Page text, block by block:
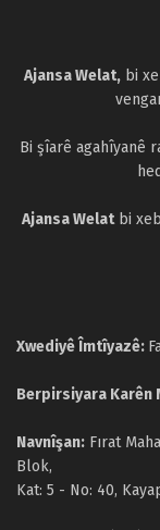
Ajansa Welat, bi
Bi şîarê agahîyanê
Ajansa Welatbi
Xwediyê Îmtîyazê:
Berpirsiyara Karên
Navnîşan: Fırat
Blok,
Kat: 5 - No: 40,